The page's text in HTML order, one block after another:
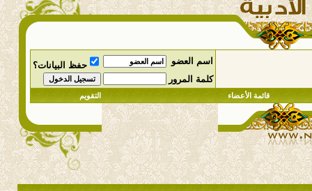
اسم العضو
حفظ البيانات؟
كلمة المرور
قائمة الأعضاء التقويم